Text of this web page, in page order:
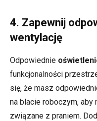
4. Zapewnij
wentylację
Odpowiednie
funkcjonalności
się, że masz
na blacie roboczym, aby
związane z praniem.